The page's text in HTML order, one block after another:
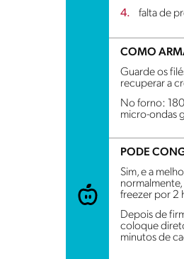
falta de
COMO
Guarde os
recuperar a
No forno:
micro-ondas
PODE
Sim, e a
freezer por 2
Depois de
coloque
minutos de